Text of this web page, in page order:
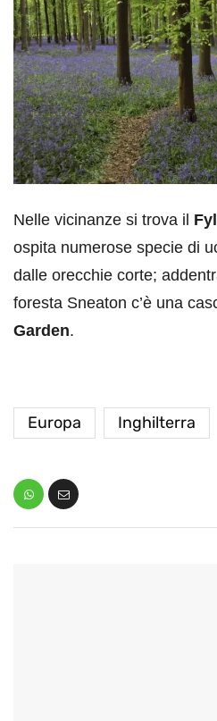
Nelle vicinanze si trova il
ospita numerose specie di
dalle orecchie corte;
foresta Sneaton c’è una
Garden.
Europa Inghilterra